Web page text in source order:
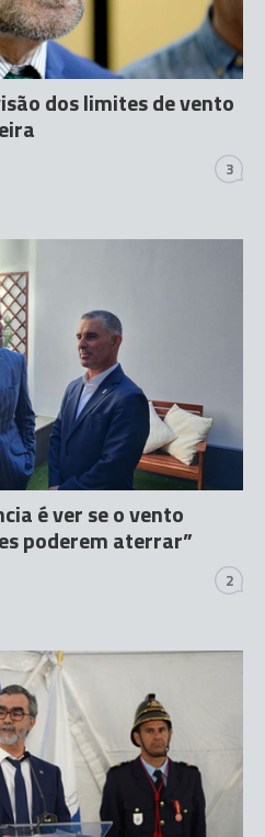
dos limites de vento
3
é ver se o vento
poderem aterrar”
2